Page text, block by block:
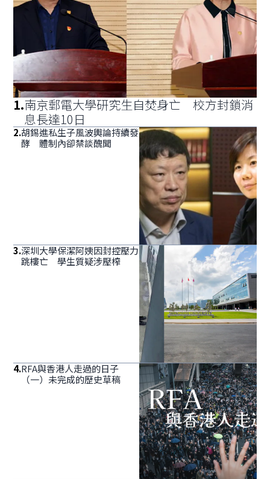
1.南京郵電大學研究生自焚身亡 校方封鎖消
息長達10日
2.胡錫進私生子風波輿論持續發
酵 體制內卻禁談醜聞
3.深圳大學保潔阿姨因封控壓力
跳樓亡 學生質疑涉壓榨
4.RFA與香港人走過的日子
（一）未完成的歷史草稿